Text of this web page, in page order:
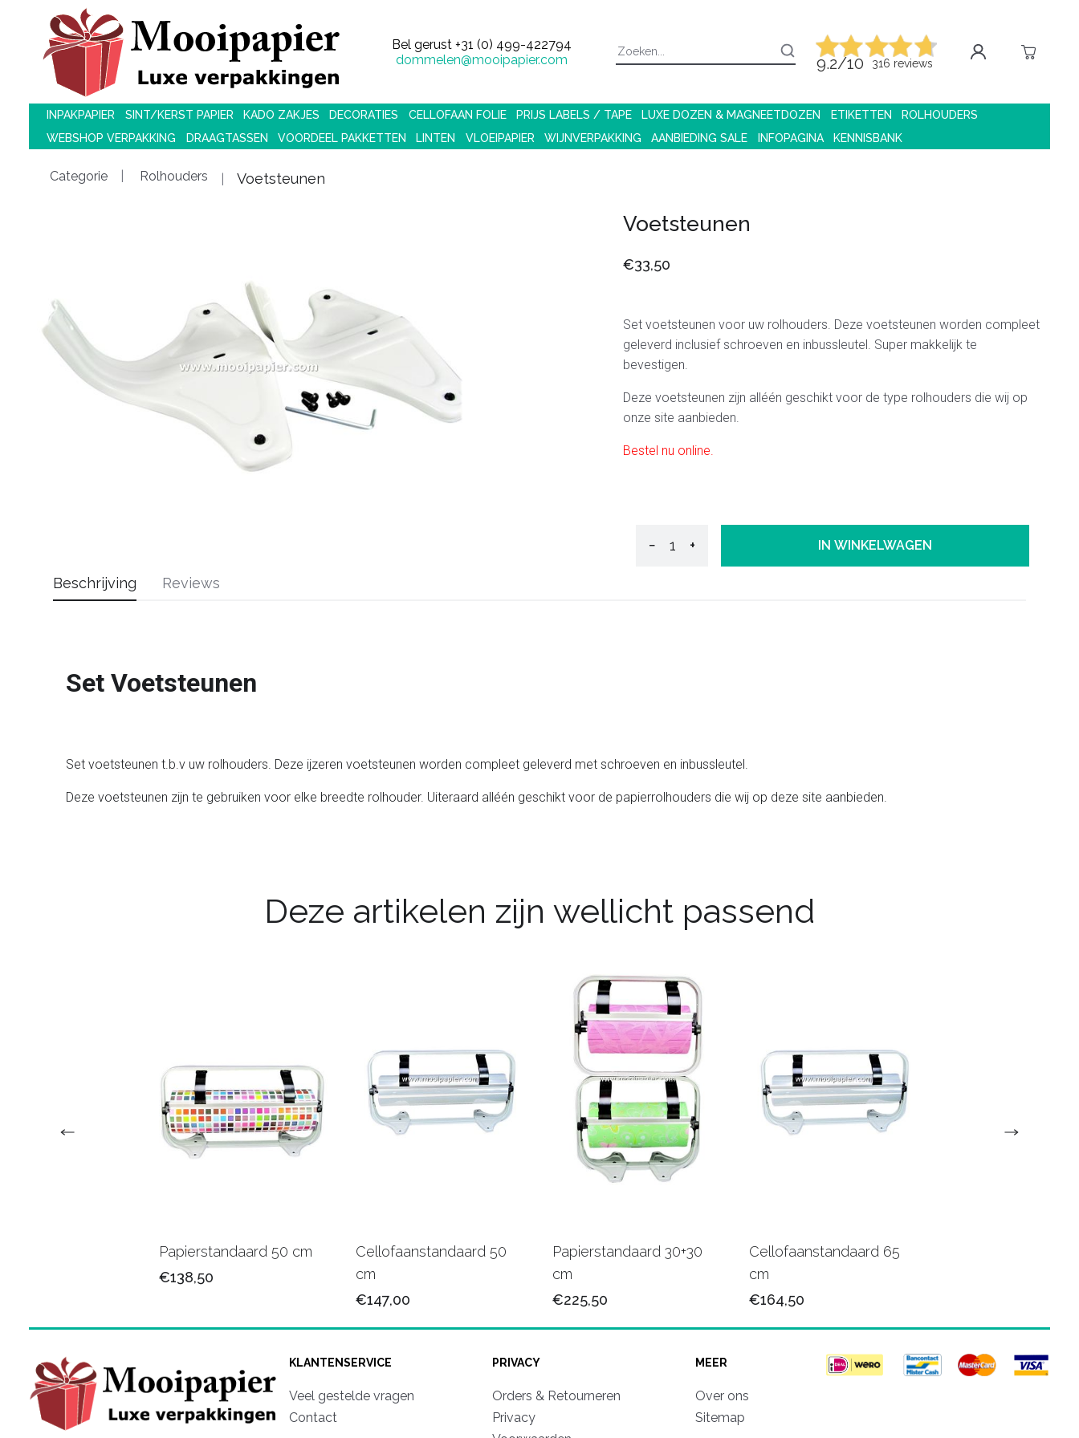
Bel gerust +31 (0) 499-422794
dommelen@mooipapier.com
9.2/10 316 reviews
INPAKPAPIER SINT/KERST PAPIER KADO ZAKJES DECORATIES CELLOFAAN FOLIE PRIJS LABELS / TAPE LUXE DOZEN & MAGNEETDOZEN ETIKETTEN
ROLHOUDERS
WEBSHOP VERPAKKING
DRAAGTASSEN VOORDEEL PAKKETTEN LINTEN VLOEIPAPIER WIJNVERPAKKING AANBIEDING SALE INFOPAGINA KENNISBANK
Categorie Rolhouders Voetsteunen
Voetsteunen
€33,50
Set voetsteunen voor uw rolhouders. Deze voetsteunen worden compleet
geleverd inclusief schroeven en inbussleutel. Super makkelijk te
bevestigen.
Deze voetsteunen zijn alléén geschikt voor de type rolhouders die wij op
onze site aanbieden.
Bestel nu online.
− + IN WINKELWAGEN
Beschrijving
Set Voetsteunen
Set voetsteunen t.b.v uw rolhouders. Deze ijzeren voetsteunen worden compleet geleverd met schroeven en inbussleutel.
Deze voetsteunen zijn te gebruiken voor elke breedte rolhouder. Uiteraard alléén geschikt voor de papierrolhouders die wij op deze site aanbieden.
Reviews
Deze artikelen zijn wellicht passend
Papierstandaard 50 cm
€138,50
Cellofaanstandaard 50
cm
€147,00
Papierstandaard 30+30
cm
€225,50
Cellofaanstandaard 65
cm
€164,50
KLANTENSERVICE
Veel gestelde vragen
Contact
PRIVACY
Orders & Retourneren
Privacy
MEER
Over ons
Sitemap